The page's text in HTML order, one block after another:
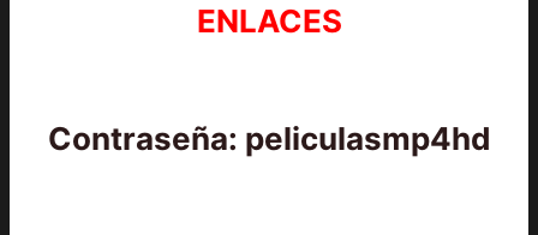
ENLACES
Contraseña: peliculasmp4hd